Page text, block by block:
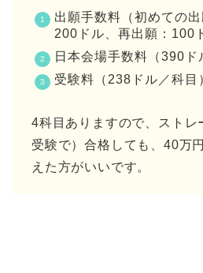
出願手数料（初めての
200ドル、再出願：100
日本会場手数料（390ド
受験料（238ドル／科目
4科目ありますので、ストレ
受験で）合格しても、40万
えた方がいいです。